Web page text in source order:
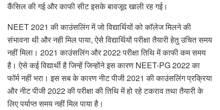
कैंसिल की गई और काफी सीट इसके बावजूद खाली रह गई।
NEET 2021 की काउंसलिंग में जो विद्यार्थियों को कॉलेज मिलने की
संभावना थी और नही मिल पाया, ऐसे विद्यार्थियों परीक्षा तैयारी हेतु उचित समय
नहीं मिला। 2021 काउंसलिंग और 2022 परीक्षा तिथि में काफी कम समय
है। ऐसे कई विद्यार्थी है जिन्हें जिन्होंने इस कारण NEET-PG 2022 का
फॉर्म नहीं भरा। इस सब के कारण नीट पीजी 2021 की काउंसलिंग प्रक्रिया
और नीट पीजी 2022 की परीक्षा की तिथि में हो रहे टकराव तथा तैयारी के
लिए पर्याप्त समय नहीं मिल पाया है।